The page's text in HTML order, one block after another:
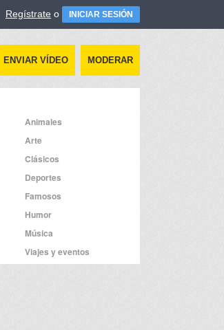
Regístrate o INICIAR SESIÓN
ENVIAR VÍDEO MODERAR
Animales
Arte
Clásicos
Deportes
Famosos
Humor
Música
Viajes y eventos